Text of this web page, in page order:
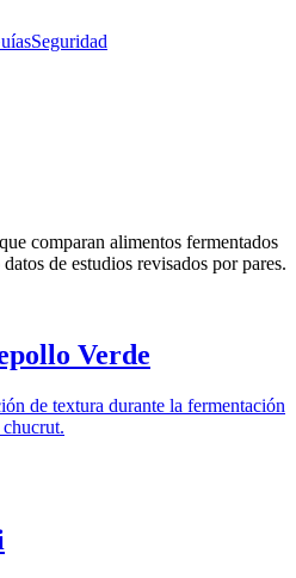
Seguridad
comparan alimentos fermentados
de estudios revisados por pares.
Verde
de textura durante la fermentación